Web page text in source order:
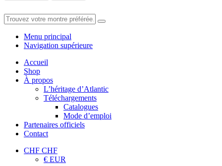
Menu principal
Navigation supérieure
Accueil
Shop
À propos
L’héritage d’Atlantic
Téléchargements
Catalogues
Mode d’emploi
Partenaires officiels
Contact
CHF CHF
€ EUR